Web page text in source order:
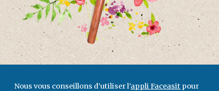
Nous vous conseillons d’utiliser l’appli Faceasit pour